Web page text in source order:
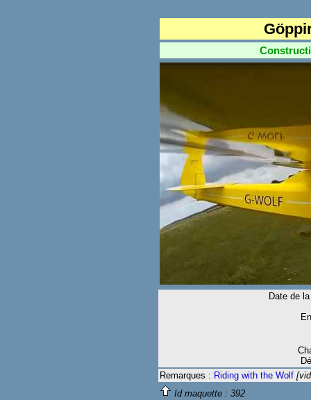
Construction
Date de
Remarques : Riding with the Wolf
Id maquette : 392